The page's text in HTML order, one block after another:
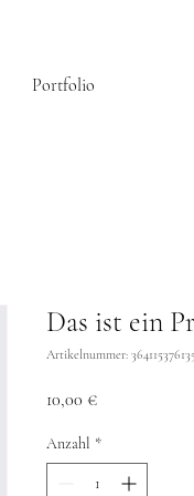
Portfolio
Das ist ein
Artikelnummer:
10,00 €Preis
Anzahl *